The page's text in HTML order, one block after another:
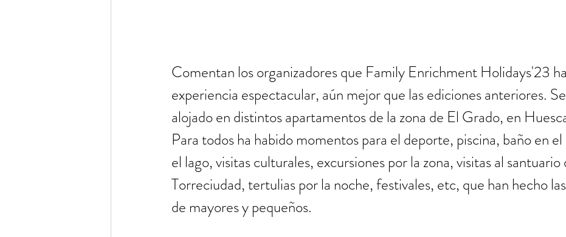
Comentan los organizadores que Family Enrichment Holidays'23
experiencia espectacular, aún mejor que las ediciones anteriores.
alojado en distintos apartamentos de la zona de El Grado, en
Para todos ha habido momentos para el deporte, piscina, baño en
el lago, visitas culturales, excursiones por la zona, visitas al santuario
Torreciudad, tertulias por la noche, festivales, etc, que han hecho
de mayores y pequeños.